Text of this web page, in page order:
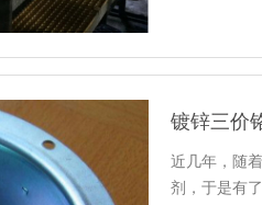
镀锌三价
近几年，随
剂，于是有